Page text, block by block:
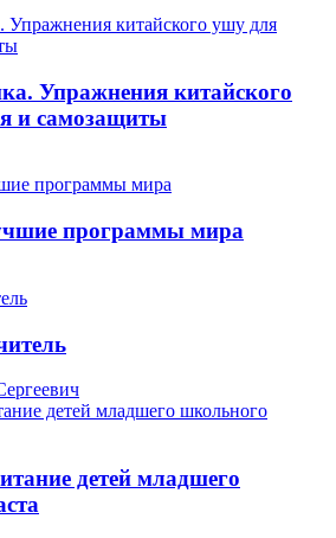
Упражнения китайского
и самозащиты
программы мира
детей младшего